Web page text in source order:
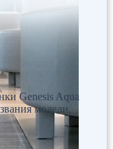
Genesis Aqua
модели,